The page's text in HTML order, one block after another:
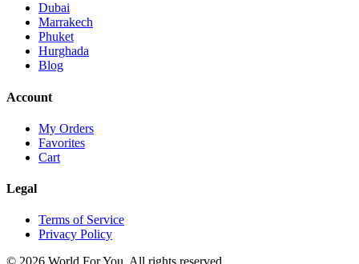
Dubai
Marrakech
Phuket
Hurghada
Blog
Account
My Orders
Favorites
Cart
Legal
Terms of Service
Privacy Policy